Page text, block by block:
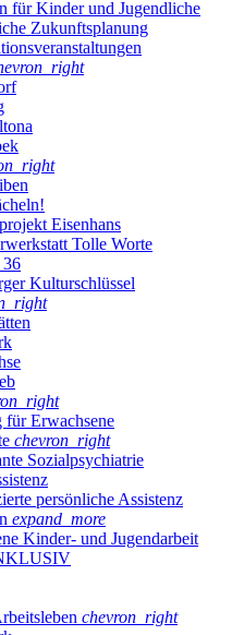
für Kinder und Jugendliche
Zukunftsplanung
Eisenhans
Tolle Worte
36
Kulturschlüssel
Erwachsene
chevron_right
Sozialpsychiatrie
persönliche Assistenz
expand_more
Kinder- und Jugendarbeit
chevron_right